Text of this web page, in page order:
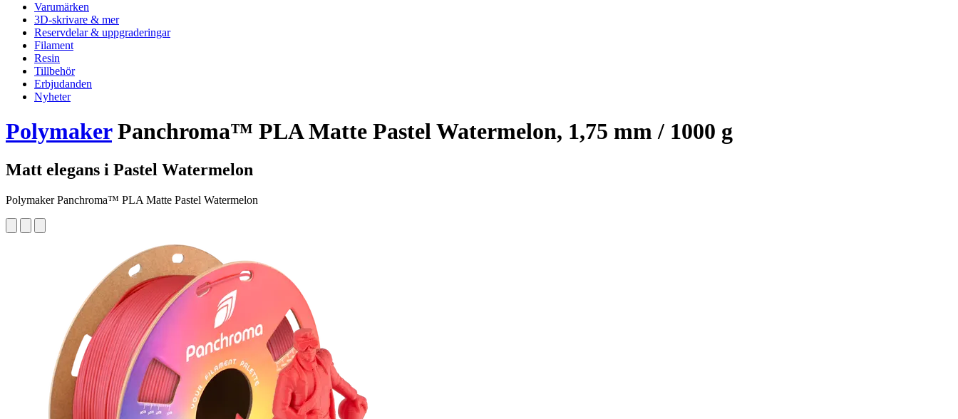
Varumärken
3D-skrivare & mer
Reservdelar & uppgraderingar
Filament
Resin
Tillbehör
Erbjudanden
Nyheter
PolymakerPanchroma™ PLA Matte Pastel Watermelon, 1,75 mm / 1000 g
Matt elegans i Pastel Watermelon
Polymaker Panchroma™ PLA Matte Pastel Watermelon